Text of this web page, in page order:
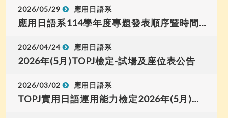
2026/05/29 應用日語系
應用日語系114學年度專題發表順序暨時間表
2026/04/24 應用日語系
2026年(5月)TOPJ檢定-試場及座位表公告
2026/03/02 應用日語系
TOPJ實用日語運用能力檢定2026年(5月)考試報名